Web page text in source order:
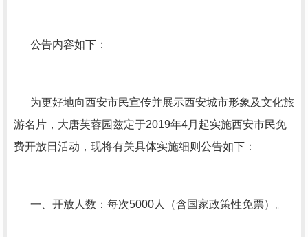
公告内容如下：
为更好地向西安市民宣传并展示西安城市形象及文化旅
游名片，大唐芙蓉园兹定于2019年4月起实施西安市民免
费开放日活动，现将有关具体实施细则公告如下：
一、开放人数：每次5000人（含国家政策性免票）。